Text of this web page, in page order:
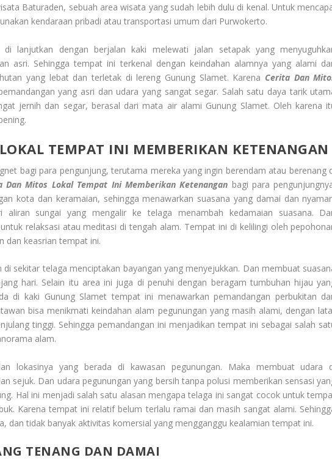
Baturaden, sebuah area wisata yang sudah lebih dulu di kenal. Untuk
kendaraan pribadi atau transportasi umum dari Purwokerto.
lanjutkan dengan berjalan kaki melewati jalan setapak yang
asri. Sehingga tempat ini terkenal dengan keindahan alamnya yang alami
yang lebat dan terletak di lereng Gunung Slamet. Karena Cerita Dan
yang asri dan udara yang sangat segar. Salah satu daya tarik
jernih dan segar, berasal dari mata air alami Gunung Slamet. Oleh karena
TEMPAT INI MEMBERIKAN KETENANGAN
bagi para pengunjung, terutama mereka yang ingin berendam atau berenang
Dan Mitos Lokal Tempat Ini Memberikan Ketenangan bagi para
kota dan keramaian, sehingga menawarkan suasana yang damai dan
aliran sungai yang mengalir ke telaga menambah kedamaian suasana.
relaksasi atau meditasi di tengah alam. Tempat ini di kelilingi oleh
dan keasrian tempat ini.
sekitar telaga menciptakan bayangan yang menyejukkan. Dan membuat
hari. Selain itu area ini juga di penuhi dengan beragam tumbuhan hijau
di kaki Gunung Slamet tempat ini menawarkan pemandangan perbukitan
bisa menikmati keindahan alam pegunungan yang masih alami, dengan
tinggi. Sehingga pemandangan ini menjadikan tempat ini sebagai salah
alam.
lokasinya yang berada di kawasan pegunungan. Maka membuat udara
sejuk. Dan udara pegunungan yang bersih tanpa polusi memberikan sensasi
Hal ini menjadi salah satu alasan mengapa telaga ini sangat cocok untuk
Karena tempat ini relatif belum terlalu ramai dan masih sangat alami.
dan tidak banyak aktivitas komersial yang mengganggu kealamian tempat ini.
TENANG DAN DAMAI